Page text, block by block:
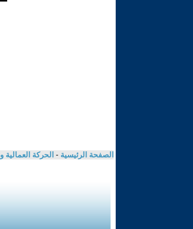
الصفحة الرئيسية - الحركة العمالية